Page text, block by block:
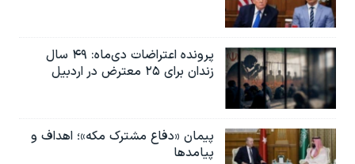
پرونده اعتراضات دی‌ماه: ۴۹ سال
زندان برای ۲۵ معترض در اردبیل
پیمان «دفاع مشترک مکه»؛ اهداف و
پیامدها